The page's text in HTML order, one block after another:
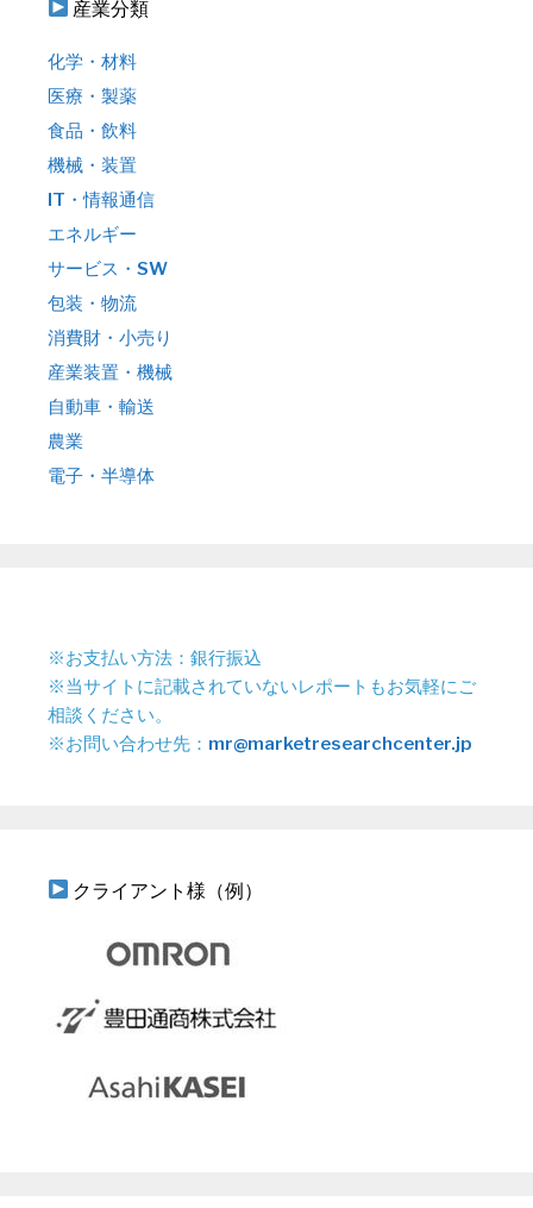
産業分類
化学・材料
医療・製薬
食品・飲料
機械・装置
IT・情報通信
エネルギー
サービス・SW
包装・物流
消費財・小売り
産業装置・機械
自動車・輸送
農業
電子・半導体
※お支払い方法：銀行振込
※当サイトに記載されていないレポートもお気軽にご
相談ください。
※お問い合わせ先： mr@marketresearchcenter.jp
クライアント様（例）